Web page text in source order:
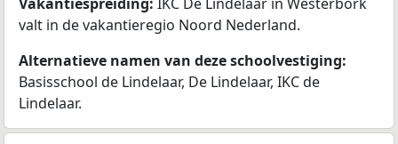
valt in de vakantieregio Noord Nederland.
Alternatieve namen van deze schoolvestiging:
Basisschool de Lindelaar, De Lindelaar, IKC de
Lindelaar.